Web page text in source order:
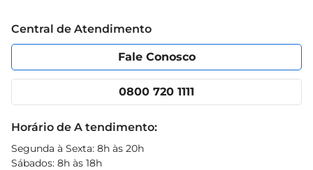
Política de Privacidade
Portal do fornecedor
Cencosud Media
Código de Ética
App Prezunic
Central de Atendimento
Fale Conosco
0800 720 1111
Horário de A tendimento:
Segunda à Sexta: 8h às 20h
Sábados: 8h às 18h